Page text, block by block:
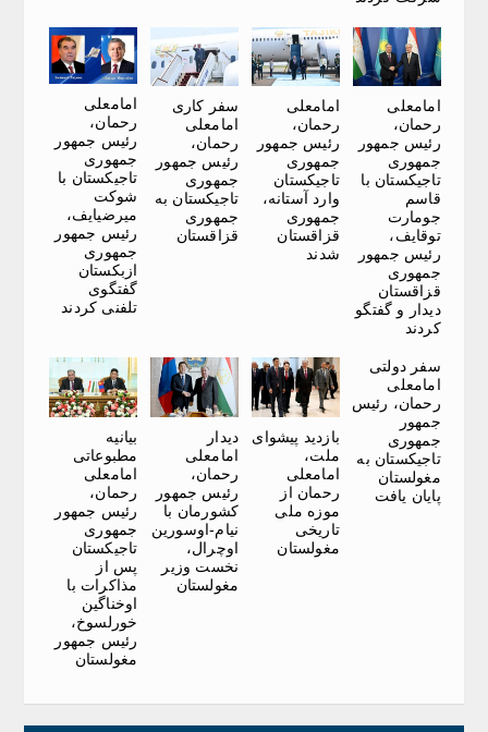
امامعلی
رحمان،
رئیس جمهور
جمهوری
تاجیکستان با
قاسم
جومارت
توقایف،
رئیس جمهور
جمهوری
قزاقستان
دیدار و گفتگو
کردند
امامعلی
رحمان،
رئیس جمهور
جمهوری
تاجیکستان
وارد آستانه،
جمهوری
قزاقستان
شدند
سفر کاری
امامعلی
رحمان،
رئیس جمهور
جمهوری
تاجیکستان به
جمهوری
قزاقستان
امامعلی
رحمان،
رئیس جمهور
جمهوری
تاجیکستان با
شوکت
میرضیایف،
رئیس جمهور
جمهوری
ازبکستان
گفتگوی
تلفنی کردند
سفر دولتی
امامعلی
رحمان، رئیس
جمهور
جمهوری
تاجیکستان به
مغولستان
پایان یافت
بازدید پیشوای
ملت،
امامعلی
رحمان از
موزه ملی
تاریخی
مغولستان
دیدار
امامعلی
رحمان،
رئیس جمهور
کشورمان با
نیام-اوسورین
اوچرال،
نخست وزیر
مغولستان
بیانیه
مطبوعاتی
امامعلی
رحمان،
رئیس جمهور
جمهوری
تاجیکستان
پس از
مذاکرات با
اوخناگین
خورلسوخ،
رئیس جمهور
مغولستان